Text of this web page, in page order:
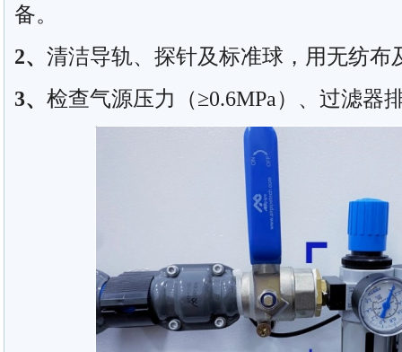
备。
2、 清洁导轨、探针及标准球，用无纺布
3、 检查气源压力（≥0.6MPa）、过滤器